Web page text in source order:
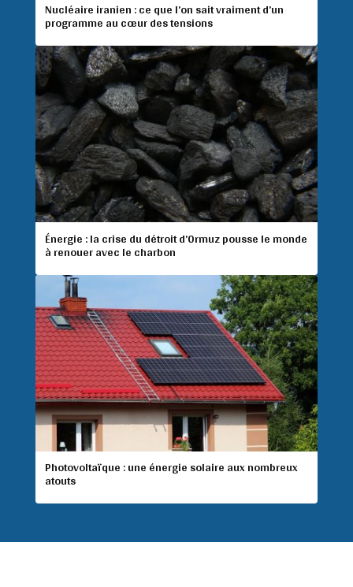
Nucléaire iranien : ce que l’on sait vraiment d’un
programme au cœur des tensions
Énergie : la crise du détroit d’Ormuz pousse le monde
à renouer avec le charbon
Photovoltaïque : une énergie solaire aux nombreux
atouts